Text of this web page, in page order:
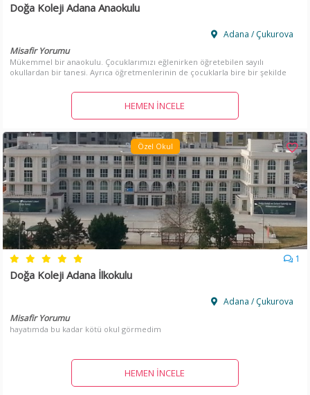
Doğa Koleji Adana Anaokulu
Adana / Çukurova
Misafir Yorumu
Mükemmel bir anaokulu. Çocuklarımızı eğlenirken öğretebilen sayılı
okullardan bir tanesi. Ayrıca öğretmenlerinin de çocuklarla bire bir şekilde
HEMEN İNCELE
Özel Okul
1
Doğa Koleji Adana İlkokulu
Adana / Çukurova
Misafir Yorumu
hayatımda bu kadar kötü okul görmedim
HEMEN İNCELE